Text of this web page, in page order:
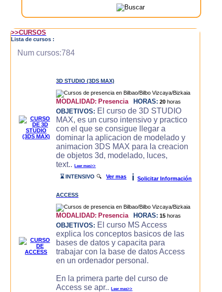
>>CURSOS
Lista de cursos :
Num cursos:784
3D STUDIO (3DS MAX)
MODALIDAD: Presencia HORAS: 20 horas
OBJETIVOS: El curso de 3D STUDIO
MAX, es un curso intensivo y practico
con el que se consigue llegar a
dominar la aplicacion de modelado y
animacion 3DS MAX para la creacion
de objetos 3d, modelado, luces,
text..Leer mas>>
⌛ INTENSIVO 🔍Ver mas i Solicitar Información
ACCESS
MODALIDAD: Presencia HORAS: 15 horas
OBJETIVOS: El curso MS Access
explica los conceptos basicos de las
bases de datos y capacita para
trabajar con la base de datos Access
en un ordenador personal.
En la primera parte del curso de
Access se apr..Leer mas>>